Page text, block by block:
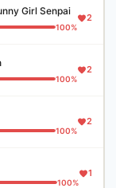
Girl Senpai
100%
2
100%
2
100%
2
100%
1